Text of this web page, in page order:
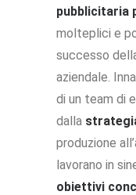
pubblicitaria
molteplici e
successo
aziendale.
di un team di
dalla
produzione
lavorano in
obiettivi